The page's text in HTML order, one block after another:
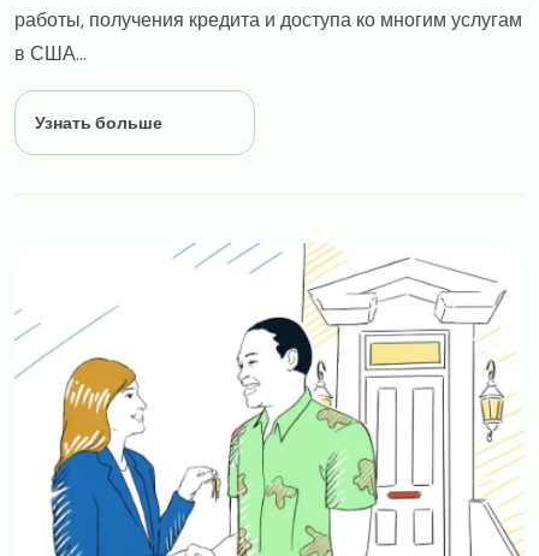
работы, получения кредита и доступа ко многим услугам
в США...
Узнать больше